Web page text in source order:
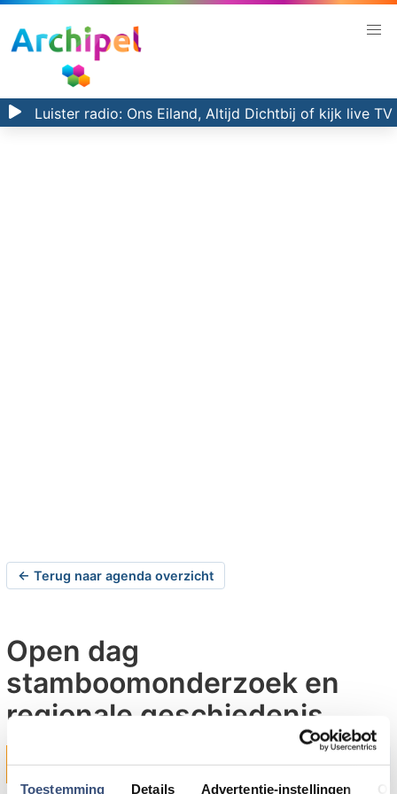
Toestemming Details Advertentie-instellingen
Luister radio: Ons Eiland, Altijd Dichtbij of kijk live TV
← Terug naar agenda overzicht
Open dag
stamboomonderzoek en
regionale geschiedenis
zaterdag 07-03-2020 om 10:00 uur Middelharnis